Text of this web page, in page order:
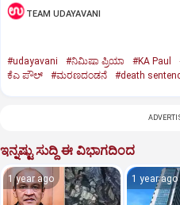
TEAM UDAYAVANI
#udayavani #ನಿಮಿಷಾ ಪ್ರಿಯಾ #KA Paul
ಕೆಎ ಪೌಲ್
#ಮರಣದಂಡನೆ #death
ಇನ್ನಷ್ಟು ಸುದ್ದಿ ಈ ವಿಭಾಗದಿಂದ
1 year ago 1 year ago